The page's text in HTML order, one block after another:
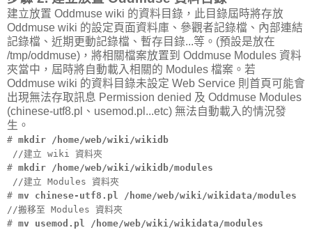
建立放置 Oddmuse wiki 的資料目錄，此目錄屆時將存放
Oddmuse wiki 的設定頁面資料庫、參觀者記錄檔、內部連結
記錄檔、近期更動記錄檔、暫存目錄...等。(預設是放在
/tmp/oddmuse)，將相關檔案放置到 Oddmuse Modules 資料
夾當中，屆時將自動載入相關的 Modules 檔案。若
Oddmuse wiki 的資料目錄未設定 Web Service 則首頁可能會
出現無法存取訊息 Permission denied 及 Oddmuse Modules
(chinese-utf8.pl、usemod.pl...etc) 無法自動載入的情況發
生。
# mkdir /home/web/wiki/wikidb
//建立 wiki 資料夾
# mkdir /home/web/wiki/wikidb/modules
//建立 Modules 資料夾
# mv chinese-utf8.pl /home/web/wiki/wikidata/modules
//搬移至 Modules 資料夾
# mv usemod.pl /home/web/wiki/wikidata/modules